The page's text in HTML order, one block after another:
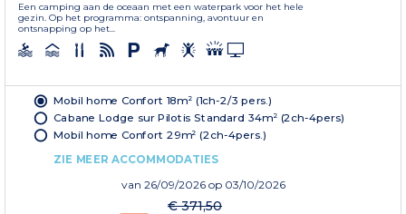
Een camping aan de oceaan met een waterpark voor het hele
gezin. Op het programma: ontspanning, avontuur en
ontsnapping op het...
Mobil home Confort 18m² (1ch-2/3 pers.)
Cabane Lodge sur Pilotis Standard 34m² (2ch-4pers)
Mobil home Confort 29m² (2ch-4pers.)
ZIE MEER ACCOMMODATIES
van 26/09/2026 op 03/10/2026
€ 371,50